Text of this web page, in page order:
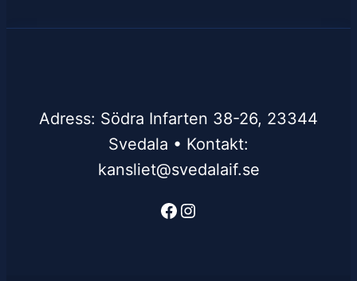
Adress: Södra Infarten 38-26, 23344
Svedala • Kontakt:
kansliet@svedalaif.se
Facebook
Instagram